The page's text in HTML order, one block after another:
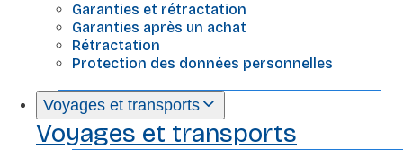
Garanties et rétractation
Garanties après un achat
Rétractation
Protection des données personnelles
Voyages et transports
Voyages et transports